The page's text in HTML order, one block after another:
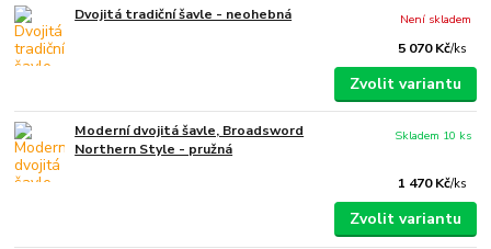
Dvojitá tradiční šavle - neohebná
5 070 Kč/ks
Není skladem
Zvolit variantu
Moderní dvojitá šavle, Broadsword
Northern Style - pružná
1 470 Kč/ks
Skladem 10 ks
Zvolit variantu